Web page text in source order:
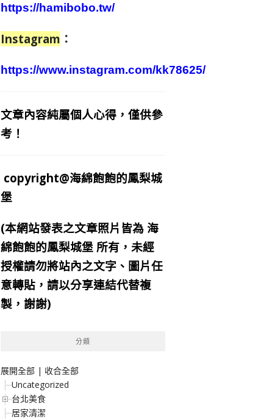
https://hamibobo.tw/
Instagram ：
https://www.instagram.com/kk78625/
文章內容純屬個人心得，僅供參
考！
copyright@海綿飽飽的鳳梨城
堡
(本網站發表之文章照片皆為 海
綿飽飽的鳳梨城堡 所有，未經
授權請勿將站內之文字、圖片任
意轉貼，請以分享連結代替複
製，謝謝)
分類
展開全部 | 收合全部
Uncategorized
台北美食
居家清潔